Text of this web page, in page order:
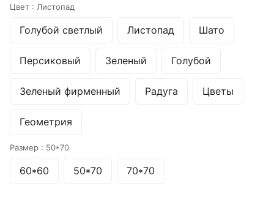
Цвет : Листопад
Голубой светлый Листопад Шато
Персиковый Зеленый Голубой
Зеленый фирменный Радуга Цветы
Геометрия
Размер : 50*70
60*60 50*70 70*70